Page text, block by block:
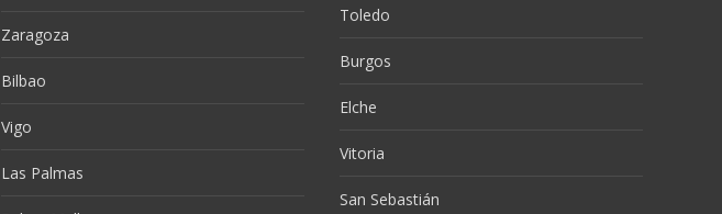
Zaragoza
Bilbao
Vigo
Las Palmas
Toledo
Burgos
Elche
Vitoria
San Sebastián